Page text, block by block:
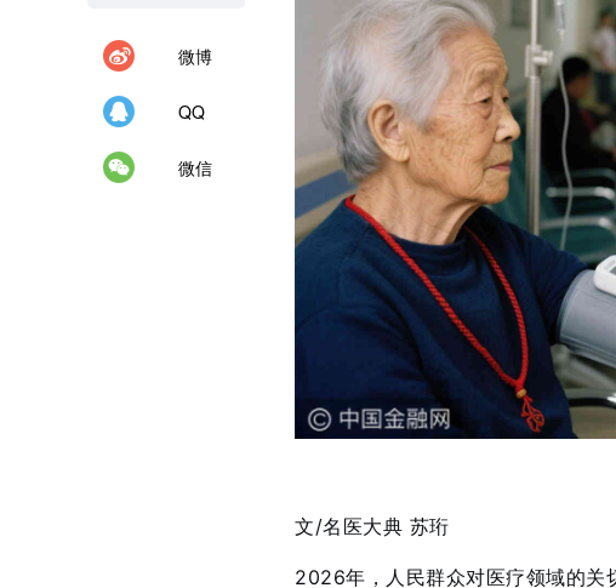
微博
QQ
微信
文/名医大典 苏珩
2026年，人民群众对医疗领域的关